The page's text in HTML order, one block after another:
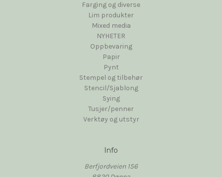
Farging og diverse
Lim produkter
Mixed media
NYHETER
Oppbevaring
Papir
Pynt
Stempel og tilbehør
Stencil/Sjablong
Sying
Tusjer/penner
Verktøy og utstyr
Info
Berfjordveien 156